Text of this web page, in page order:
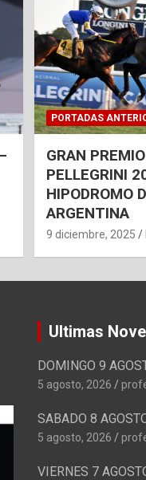
PORTADAS
GRAN
PELLEGRINI
HIPODROMO
ARGENTINA
9 diciembre, 2025
Ultimas
DOMINGO 9
5 agosto, 2026
SABADO 8
5 agosto, 2026
VIERNES 7